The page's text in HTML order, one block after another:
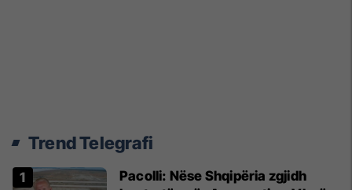
Trend Telegrafi
Pacolli: Nëse Shqipëria zgjidh